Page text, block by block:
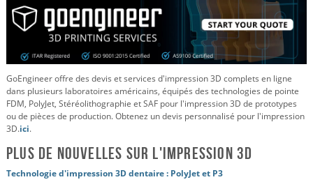
GoEngineer offre des devis et services d'impression 3D complets en ligne
dans plusieurs laboratoires américains, équipés des technologies de pointe
FDM, PolyJet, Stéréolithographie et SAF pour l'impression 3D de prototypes
ou de pièces de production. Obtenez un devis personnalisé pour l'impression
3D.ici.
Plus de nouvelles sur l'impression 3D
Technologie d'impression 3D dentaire : PolyJet et P3